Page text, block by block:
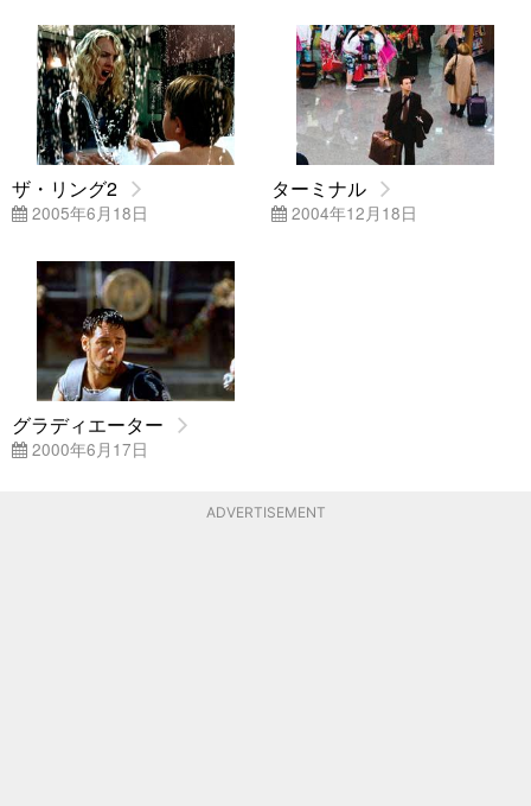
ザ・リング2
2005年6月18日
ターミナル
2004年12月18日
グラディエーター
2000年6月17日
ADVERTISEMENT